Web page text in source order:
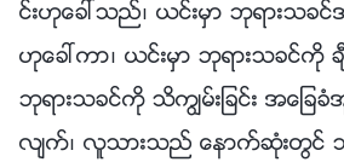
င္းဟုေခၚသည္၊ ယင္းမွာ ဘုရားသခင္
ဟုေခၚကာ၊ ယင္းမွာ ဘုရားသခင္ကို ခ်ီး
ဘုရားသခင္ကို သိကြၽမ္းျခင္း အေျခခံ
လ်က္၊ လူသားသည္ ေနာက္ဆုံးတြ